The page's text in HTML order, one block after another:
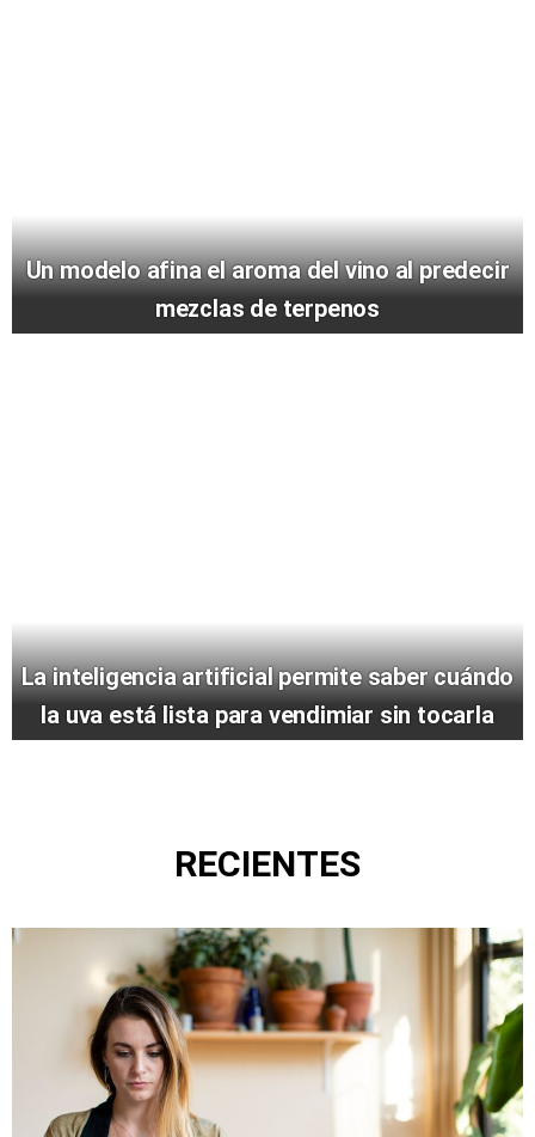
Un modelo afina el aroma del vino al predecir
mezclas de terpenos
La inteligencia artificial permite saber cuándo
la uva está lista para vendimiar sin tocarla
RECIENTES